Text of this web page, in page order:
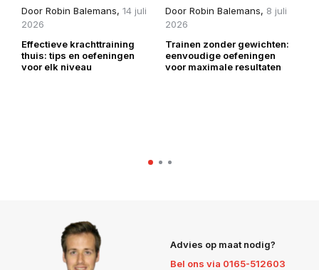
Door Robin Balemans, 14 juli
2026
Effectieve krachttraining
thuis: tips en oefeningen
voor elk niveau
Door Robin Balemans, 8 juli
2026
Trainen zonder gewichten:
eenvoudige oefeningen
voor maximale resultaten
Advies op maat nodig?
Bel ons via 0165-512603